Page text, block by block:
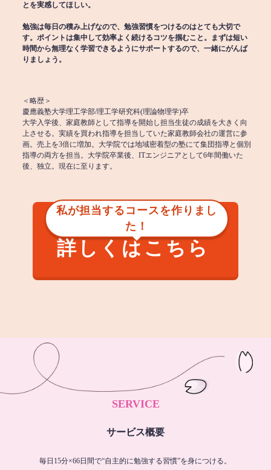
とを実感してほしい。
勉強は毎日の積み上げなので、勉強習慣をつけるのはとても大切で
す。ポイントは集中して効率よく続けるコツを掴むこと。まずは短い
時間から無理なく学習できるようにサポートするので、一緒にがんば
りましょう。
＜略歴＞
慶應義塾大学理工学部/理工学研究科(理論物理学)卒
大学入学後、家庭教師として指導を開始し担当生徒の成績を大きく向
上させる。実績を買われ指導を担当していた家庭教師会社の運営に参
画。売上を3倍に増加。大学院では地域密着型の塾にて集団指導と個別
指導の両方を担当。大学院卒業後、ITエンジニアとして6年間働いた
後、独立。現在に至ります。
私が担当するコースを作りまし
た！
詳しくはこちら
SERVICE
サービス概要
毎日15分×66日間で“自主的に勉強する習慣”を身につける。